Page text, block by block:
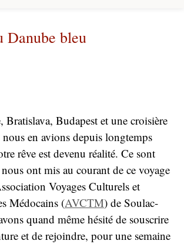
Danube bleu
Bratislava, Budapest et une croisière
en avions depuis longtemps
rêve est devenu réalité. Ce sont
ont mis au courant de ce voyage
Voyages Culturels et
Médocains (AVCTM) de Soulac-
quand même hésité de souscrire
et de rejoindre, pour une semaine